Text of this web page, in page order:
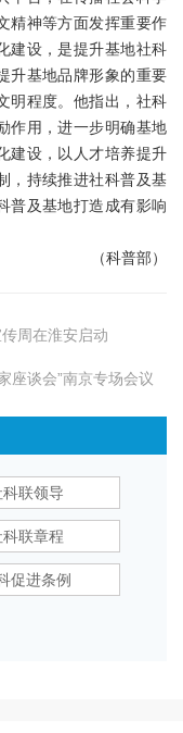
精神等方面发挥重要作
建设，是提升基地社科
升基地品牌形象的重要
明程度。他指出，社科
作用，进一步明确基地
建设，以人才培养提升
，持续推进社科普及基
普及基地打造成有影响
（科普部）
周在淮安启动
座谈会”南京专场会议
科联领导
科联章程
促进条例